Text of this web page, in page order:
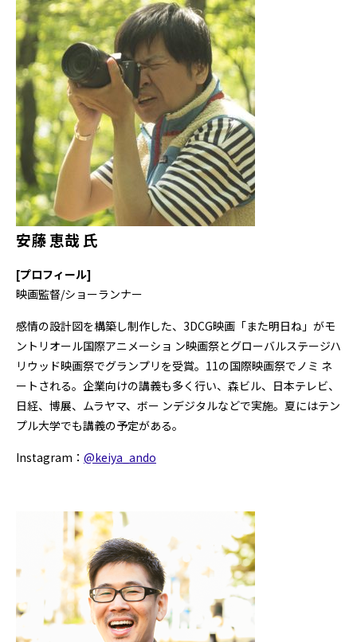
安藤 恵哉 氏
[プロフィール]
映画監督/ショーランナー
感情の設計図を構築し制作した、3DCG映画「また明日ね」がモ
ントリオール国際アニメーショ ン映画祭とグローバルステージハ
リウッド映画祭でグランプリを受賞。11の国際映画祭でノミ ネ
ートされる。企業向けの講義も多く行い、森ビル、日本テレビ、
日経、博展、ムラヤマ、ボー ンデジタルなどで実施。夏にはテン
プル大学でも講義の予定がある。
Instagram： @keiya_ando